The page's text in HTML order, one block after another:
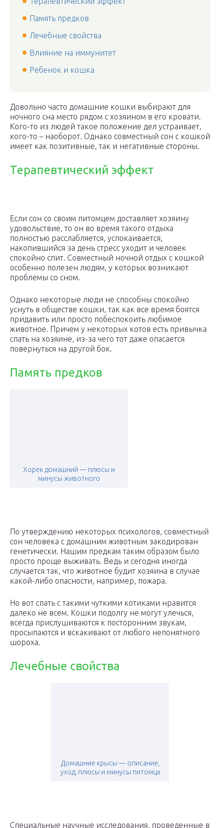
Память предков
Лечебные свойства
Влияние на иммунитет
Ребенок и кошка
Довольно часто домашние кошки выбирают для
ночного сна место рядом с хозяином в его кровати.
Кого-то из людей такое положение дел устраивает,
кого-то – наоборот. Однако совместный сон с кошкой
имеет как позитивные, так и негативные стороны.
Терапевтический эффект
Если сон со своим питомцем доставляет хозяину
удовольствие, то он во время такого отдыха
полностью расслабляется, успокаивается,
накопившийся за день стресс уходит и человек
спокойно спит. Совместный ночной отдых с кошкой
особенно полезен людям, у которых возникают
проблемы со сном.
Однако некоторые люди не способны спокойно
уснуть в обществе кошки, так как все время боятся
придавить или просто побеспокоить любимое
животное. Причем у некоторых котов есть привычка
спать на хозяине, из-за чего тот даже опасается
повернуться на другой бок.
Память предков
Хорек домашний — плюсы и
минусы животного
По утверждению некоторых психологов, совместный
сон человека с домашним животным закодирован
генетически. Нашим предкам таким образом было
просто проще выживать. Ведь и сегодня иногда
случается так, что животное будит хозяина в случае
какой-либо опасности, например, пожара.
Но вот спать с такими чуткими котиками нравится
далеко не всем. Кошки подолгу не могут улечься,
всегда прислушиваются к посторонним звукам,
просыпаются и вскакивают от любого непонятного
шороха.
Лечебные свойства
Домашние крысы — описание,
уход, плюсы и минусы питомца
Специальные научные исследования, проведенные в